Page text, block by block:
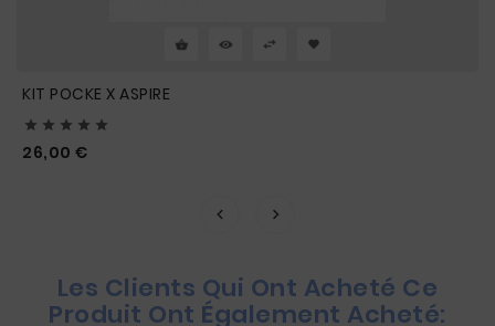
KIT POCKE X ASPIRE
    
26,00 €
Les Clients Qui Ont Acheté Ce
Produit Ont Également Acheté: